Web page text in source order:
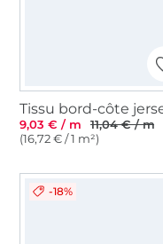
9,03 € / m
11,04 € / m
(16,72 € / 1 m²)
-18%